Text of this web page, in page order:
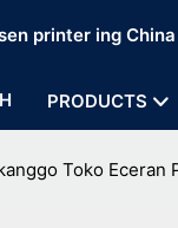
printer ing
PRODUCTS
Toko Eceran